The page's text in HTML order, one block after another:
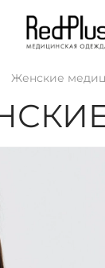
Женские